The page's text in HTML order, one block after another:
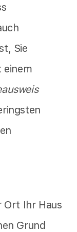
Sie
einem
Ort Ihr Haus
Grund